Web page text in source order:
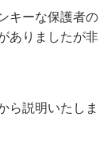
キーな保護者の
ありましたが非
ら説明いたしま